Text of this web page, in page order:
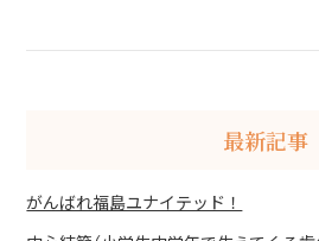
最新記事
がんばれ福島ユナイテッド！